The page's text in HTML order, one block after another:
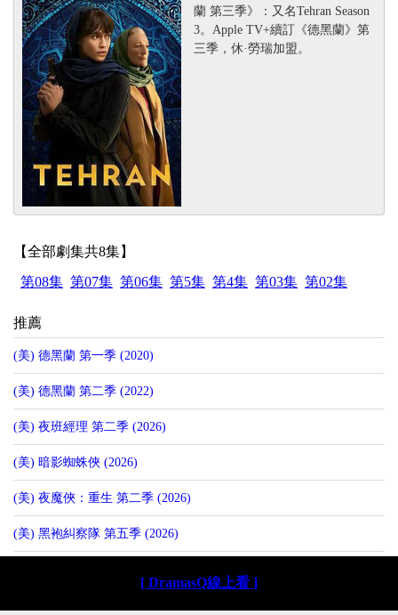
蘭 第三季》：又名Tehran Season
3。Apple TV+續訂《德黑蘭》第
三季，休·勞瑞加盟。
【全部劇集共8集】
第08集 第07集 第06集 第5集 第4集 第03集 第02集
推薦
(美) 德黑蘭 第一季 (2020)
(美) 德黑蘭 第二季 (2022)
(美) 夜班經理 第二季 (2026)
(美) 暗影蜘蛛俠 (2026)
(美) 夜魔俠：重生 第二季 (2026)
(美) 黑袍糾察隊 第五季 (2026)
[ DramasQ線上看 ]